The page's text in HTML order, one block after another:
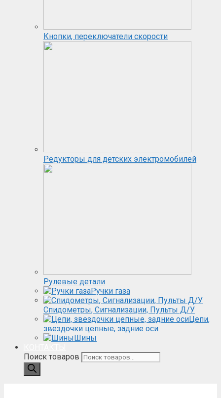
Кнопки, переключатели скорости
Редукторы для детских электромобилей
Рулевые детали
Ручки газа
Спидометры, Сигнализации, Пульты Д/У
Цепи,
звездочки цепные, задние оси
Шины
Поиск товаров